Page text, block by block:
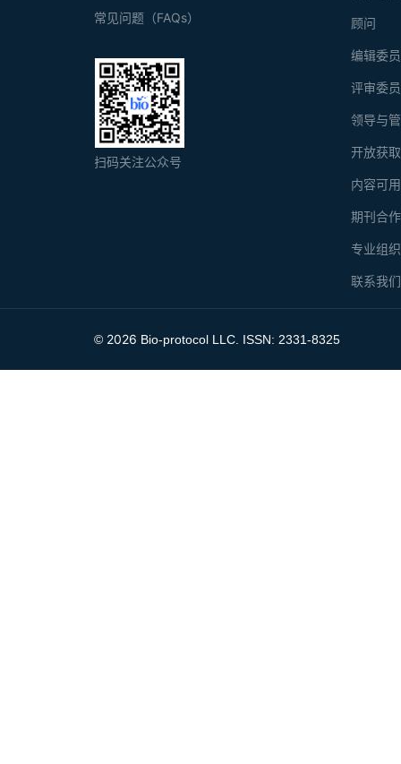
顾问
编辑委
评审委
领导与
开放获
内容可
期刊合
专业组
联系我们
常见问题（FAQs）
扫码关注公众号
© 2026 Bio-protocol LLC. ISSN: 2331-8325